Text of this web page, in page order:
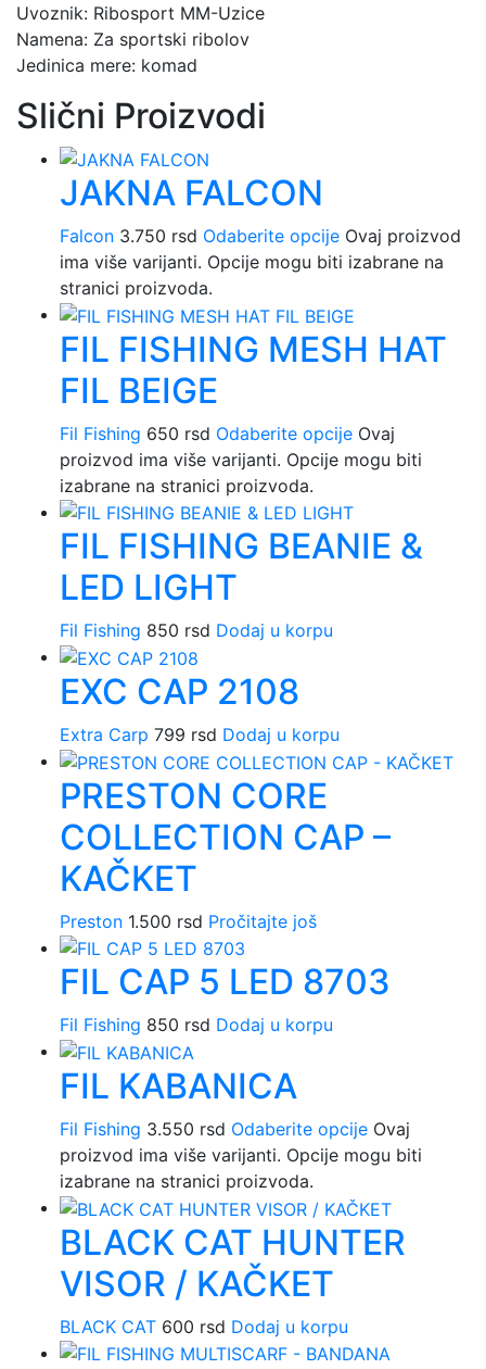
Uvoznik: Ribosport MM-Uzice
Namena: Za sportski ribolov
Jedinica mere: komad
Slični Proizvodi
JAKNA FALCON
Falcon 3.750 rsd Odaberite opcije Ovaj proizvod
ima više varijanti. Opcije mogu biti izabrane na
stranici proizvoda.
FIL FISHING MESH HAT
FIL BEIGE
Fil Fishing 650 rsd Odaberite opcije Ovaj
proizvod ima više varijanti. Opcije mogu biti
izabrane na stranici proizvoda.
FIL FISHING BEANIE &
LED LIGHT
Fil Fishing 850 rsd Dodaj u korpu
EXC CAP 2108
Extra Carp 799 rsd Dodaj u korpu
PRESTON CORE
COLLECTION CAP –
KAČKET
Preston 1.500 rsd Pročitajte još
FIL CAP 5 LED 8703
Fil Fishing 850 rsd Dodaj u korpu
FIL KABANICA
Fil Fishing 3.550 rsd Odaberite opcije Ovaj
proizvod ima više varijanti. Opcije mogu biti
izabrane na stranici proizvoda.
BLACK CAT HUNTER
VISOR / KAČKET
BLACK CAT 600 rsd Dodaj u korpu